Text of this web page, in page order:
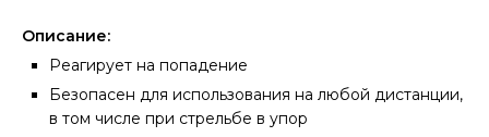
Описание:
Реагирует на попадение
Безопасен для использования на любой дистанции,
в том числе при стрельбе в упор